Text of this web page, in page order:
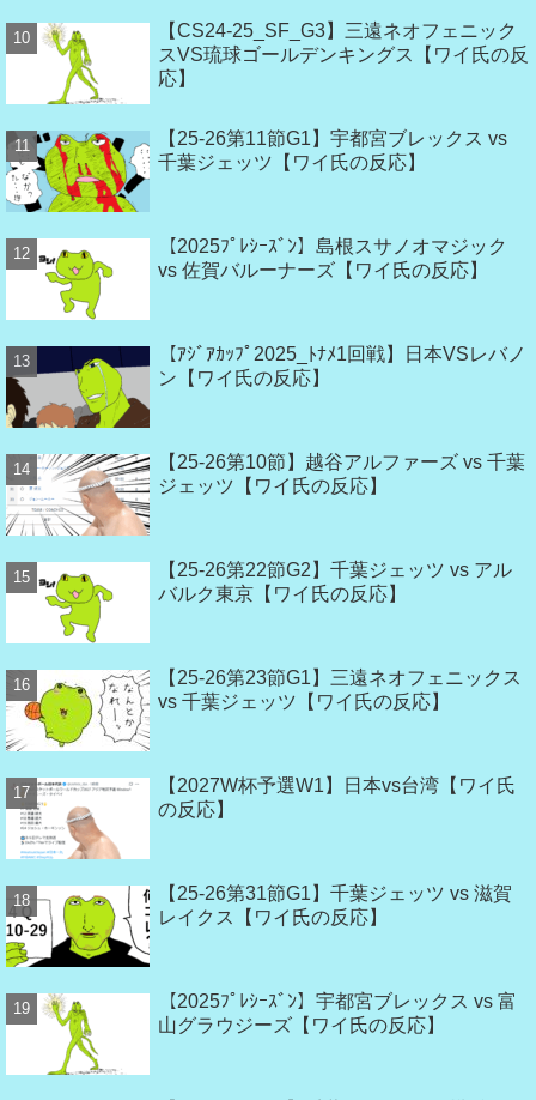
【CS24-25_SF_G3】三遠ネオフェニック
スVS琉球ゴールデンキングス【ワイ氏の反
応】
【25-26第11節G1】宇都宮ブレックス vs
千葉ジェッツ【ワイ氏の反応】
【2025ﾌﾟﾚｼｰｽﾞﾝ】島根スサノオマジック
vs 佐賀バルーナーズ【ワイ氏の反応】
【ｱｼﾞｱｶｯﾌﾟ2025_ﾄﾅﾒ1回戦】日本VSレバノ
ン【ワイ氏の反応】
【25-26第10節】越谷アルファーズ vs 千葉
ジェッツ【ワイ氏の反応】
【25-26第22節G2】千葉ジェッツ vs アル
バルク東京【ワイ氏の反応】
【25-26第23節G1】三遠ネオフェニックス
vs 千葉ジェッツ【ワイ氏の反応】
【2027W杯予選W1】日本vs台湾【ワイ氏
の反応】
【25-26第31節G1】千葉ジェッツ vs 滋賀
レイクス【ワイ氏の反応】
【2025ﾌﾟﾚｼｰｽﾞﾝ】宇都宮ブレックス vs 富
山グラウジーズ【ワイ氏の反応】